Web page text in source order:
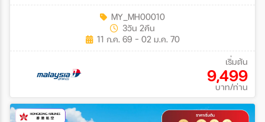
MY_MH00010
3วัน 2คืน
11 ก.ค. 69 - 02 ม.ค. 70
เริ่มต้น
9,499
บาท/ท่าน